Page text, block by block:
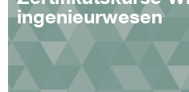
ingenieurwesen